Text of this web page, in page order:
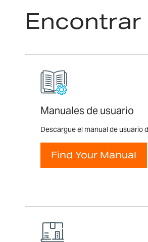
Manuales de usuario
Descargue el manual de usuario
Find Your Manual